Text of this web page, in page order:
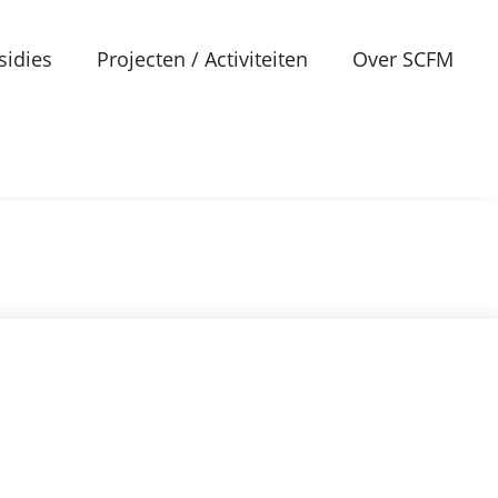
Projecten / Activiteiten Over SCFM